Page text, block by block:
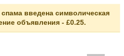
введена символическая
объявления - £0.25.